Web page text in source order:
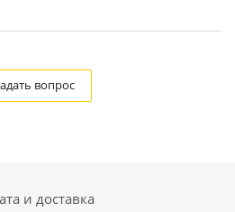
вопрос
и доставка